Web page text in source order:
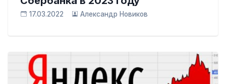
17.03.2022 Александр Новиков